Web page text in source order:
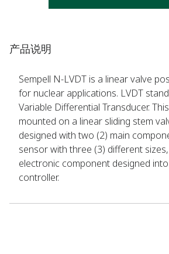
产品说明
Sempell N-LVDT is a linear valve
for nuclear applications. LVDT
Variable Differential Transducer.
mounted on a linear sliding stem
designed with two (2) main
sensor with three (3) different
electronic component designed
controller.